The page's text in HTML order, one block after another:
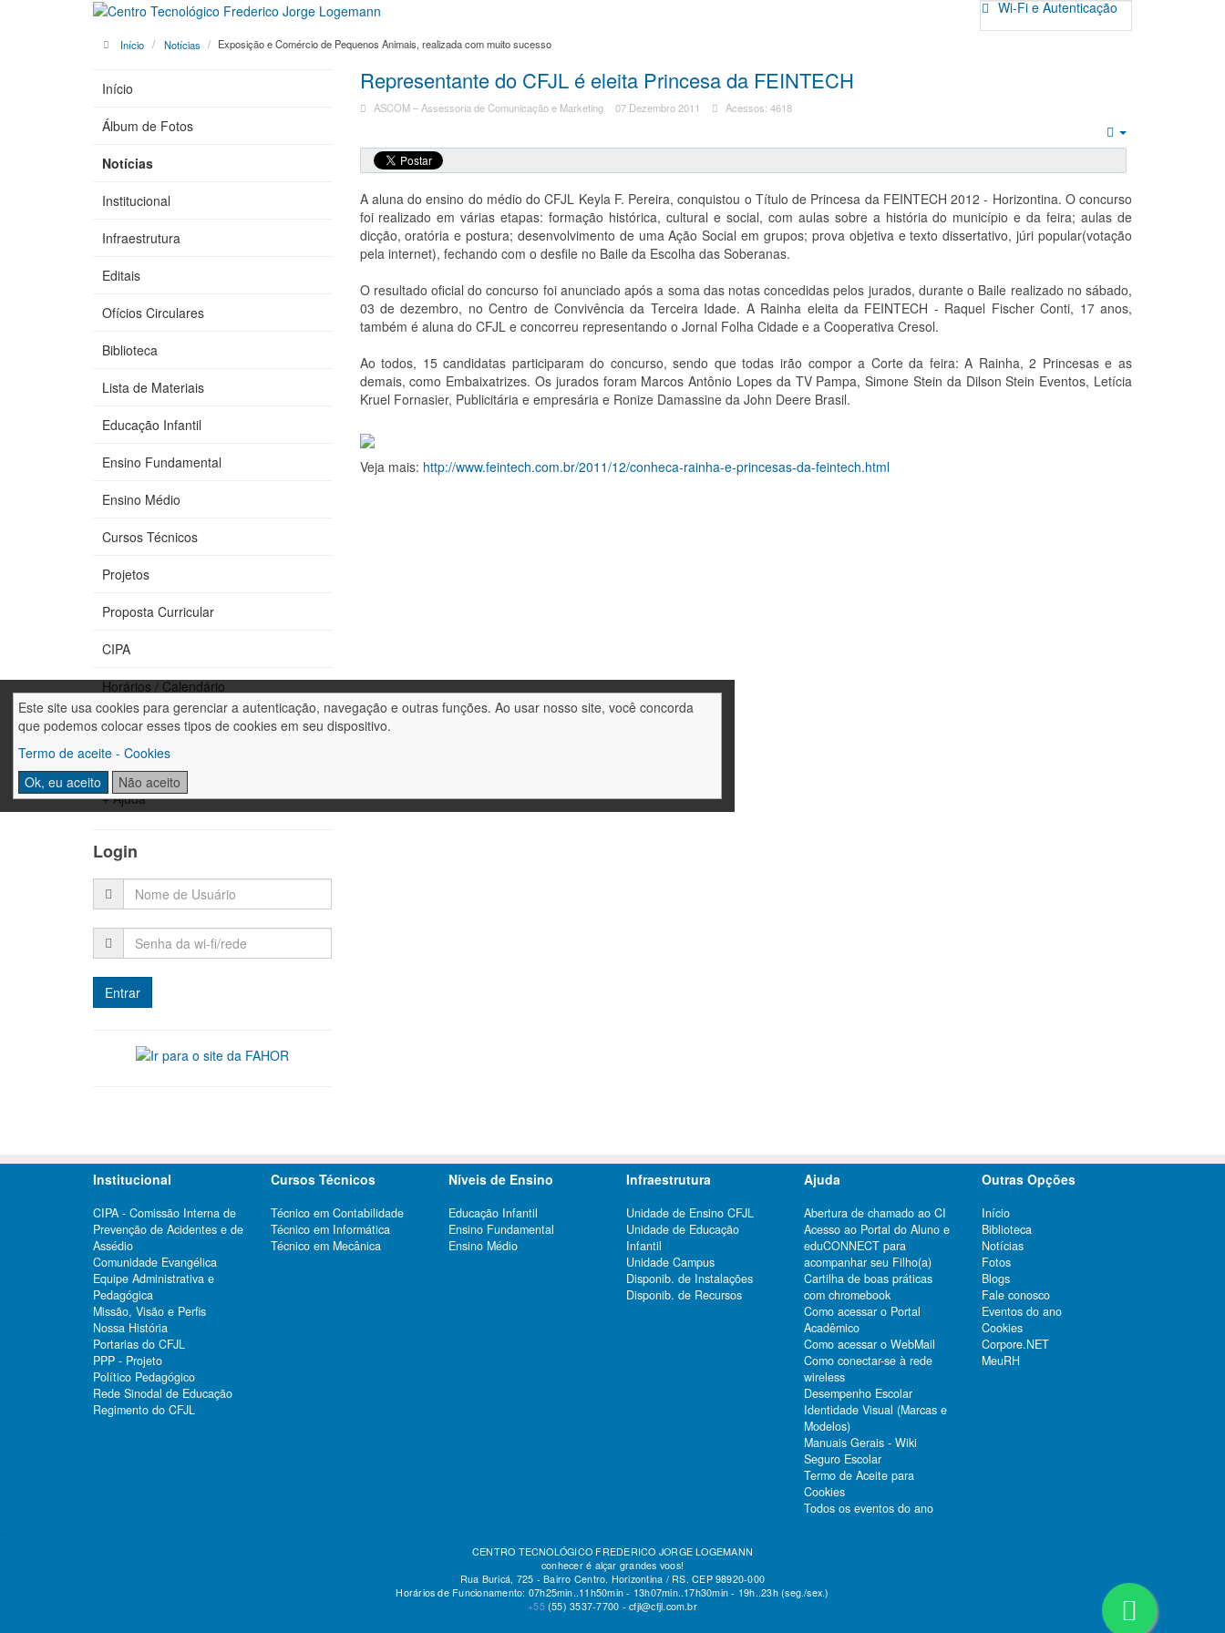
Este site usa cookies para gerenciar a autenticação, navegação e outras funções. Ao usar nosso site, você concorda
que podemos colocar esses tipos de cookies em seu dispositivo.
Termo de aceite - Cookies
Ok, eu aceito
Não aceito
Wi-Fi e Autenticação
Início Notícias Exposição e Comércio de Pequenos Animais, realizada com muito sucesso
Representante do CFJL é eleita Princesa da FEINTECH
ASCOM – Assessoria de Comunicação e Marketing 07 Dezembro 2011 Acessos: 4618
Empty
A aluna do ensino do médio do CFJL Keyla F. Pereira, conquistou o Título de Princesa da FEINTECH 2012 - Horizontina. O concurso
foi realizado em várias etapas: formação histórica, cultural e social, com aulas sobre a história do município e da feira; aulas de
dicção, oratória e postura; desenvolvimento de uma Ação Social em grupos; prova objetiva e texto dissertativo, júri popular(votação
pela internet), fechando com o desfile no Baile da Escolha das Soberanas.
O resultado oficial do concurso foi anunciado após a soma das notas concedidas pelos jurados, durante o Baile realizado no sábado,
03 de dezembro, no Centro de Convivência da Terceira Idade. A Rainha eleita da FEINTECH - Raquel Fischer Conti, 17 anos,
também é aluna do CFJL e concorreu representando o Jornal Folha Cidade e a Cooperativa Cresol.
Ao todos, 15 candidatas participaram do concurso, sendo que todas irão compor a Corte da feira: A Rainha, 2 Princesas e as
demais, como Embaixatrizes. Os jurados foram Marcos Antônio Lopes da TV Pampa, Simone Stein da Dilson Stein Eventos, Letícia
Kruel Fornasier, Publicitária e empresária e Ronize Damassine da John Deere Brasil.
Veja mais: http://www.feintech.com.br/2011/12/conheca-rainha-e-princesas-da-feintech.html
Início
Álbum de Fotos
Notícias
Institucional
Infraestrutura
Editais
Ofícios Circulares
Biblioteca
Lista de Materiais
Educação Infantil
Ensino Fundamental
Ensino Médio
Cursos Técnicos
Projetos
Proposta Curricular
CIPA
Horários / Calendário
Fale conosco
Trabalhe conosco
+ Ajuda
Login
Institucional
CIPA - Comissão Interna de
Prevenção de Acidentes e de
Assédio
Comunidade Evangélica
Equipe Administrativa e
Pedagógica
Missão, Visão e Perfis
Nossa História
Portarias do CFJL
PPP - Projeto
Político Pedagógico
Rede Sinodal de Educação
Regimento do CFJL
Cursos Técnicos
Técnico em Contabilidade
Técnico em Informática
Técnico em Mecânica
Níveis de Ensino
Educação Infantil
Ensino Fundamental
Ensino Médio
Infraestrutura
Unidade de Ensino CFJL
Unidade de Educação
Infantil
Unidade Campus
Disponib. de Instalações
Disponib. de Recursos
Ajuda
Abertura de chamado ao CI
Acesso ao Portal do Aluno e
eduCONNECT para
acompanhar seu Filho(a)
Cartilha de boas práticas
com chromebook
Como acessar o Portal
Acadêmico
Como acessar o WebMail
Como conectar-se à rede
wireless
Desempenho Escolar
Identidade Visual (Marcas e
Modelos)
Manuais Gerais - Wiki
Seguro Escolar
Termo de Aceite para
Cookies
Todos os eventos do ano
Outras Opções
Início
Biblioteca
Notícias
Fotos
Blogs
Fale conosco
Eventos do ano
Cookies
Corpore.NET
MeuRH
CENTRO TECNOLÓGICO FREDERICO JORGE LOGEMANN
conhecer é alçar grandes voos!
Rua Buricá, 725 - Bairro Centro. Horizontina / RS. CEP 98920-000
Horários de Funcionamento: 07h25min..11h50min - 13h07min..17h30min - 19h..23h (seg./sex.)
+55 (55) 3537-7700 -cfjl@cfjl.com.br